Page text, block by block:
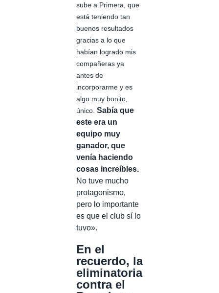
sube a Primera, que
está teniendo tan
buenos resultados
gracias a lo que
habían logrado mis
compañeras ya
antes de
incorporarme y es
algo muy bonito,
único. Sabía que
este era un
equipo muy
ganador, que
venía haciendo
cosas increíbles.
No tuve mucho
protagonismo,
pero lo importante
es que el club sí lo
tuvo».
En el
recuerdo, la
eliminatoria
contra el